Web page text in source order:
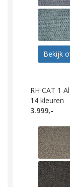
Bekijk
RH CAT 1
14 kleuren
3.999,-